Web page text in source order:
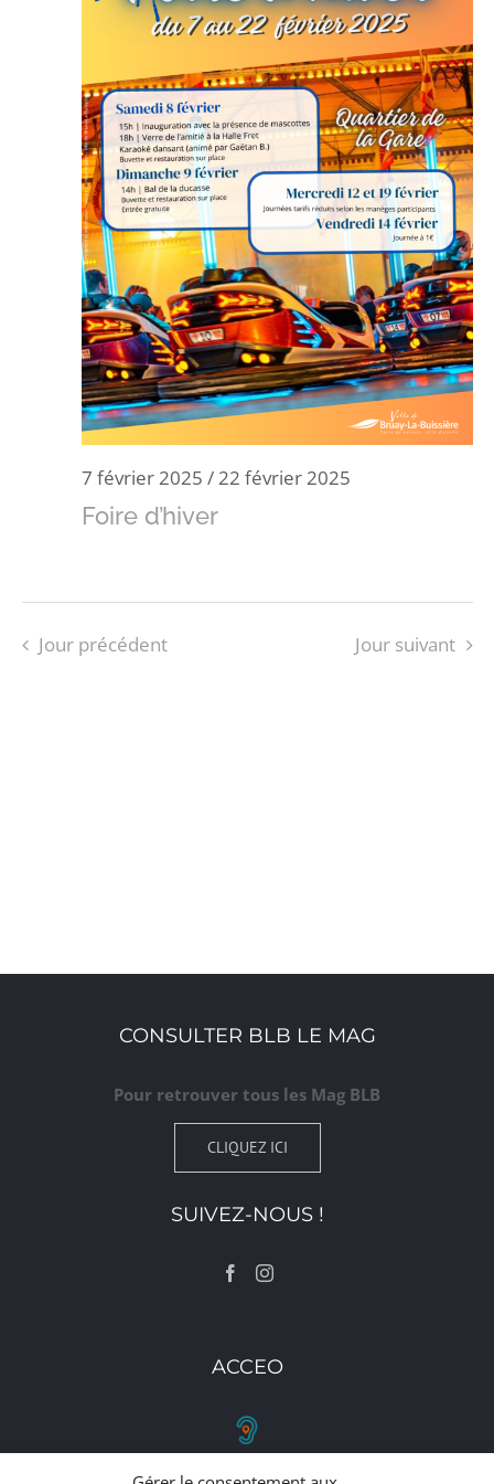
7 février 2025 /22 février 2025
Foire d’hiver
Jour précédent Jour suivant
CONSULTER BLB LE MAG
Pour retrouver tous les Mag BLB
CLIQUEZ ICI
SUIVEZ-NOUS !
ACCEO